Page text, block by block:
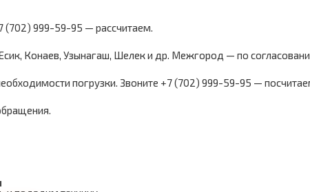
(702) 999-59-95 — рассчитаем.
Конаев, Узынагаш, Шелек и др. Межгород — по
погрузки. Звоните +7 (702) 999-59-95 —